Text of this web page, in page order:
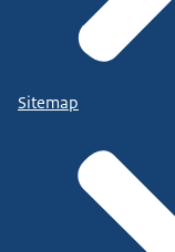
Sitemap